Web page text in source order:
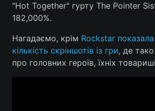
"Hot Together" гурту The Pointer
182,000%.
Нагадаємо, крім Rockstar
кількість скріншотів із гри, де
про головних героїв, їхніх